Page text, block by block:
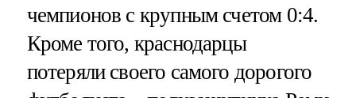
чемпионов с крупным счетом 0:4.
Кроме того, краснодарцы
потеряли своего самого дорогого